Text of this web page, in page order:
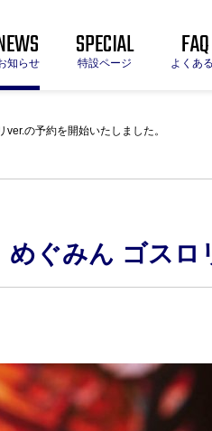
知らせ SPECIAL
特設ページ よくあ
の予約を開始いたしました。
ぐみん ゴスロ